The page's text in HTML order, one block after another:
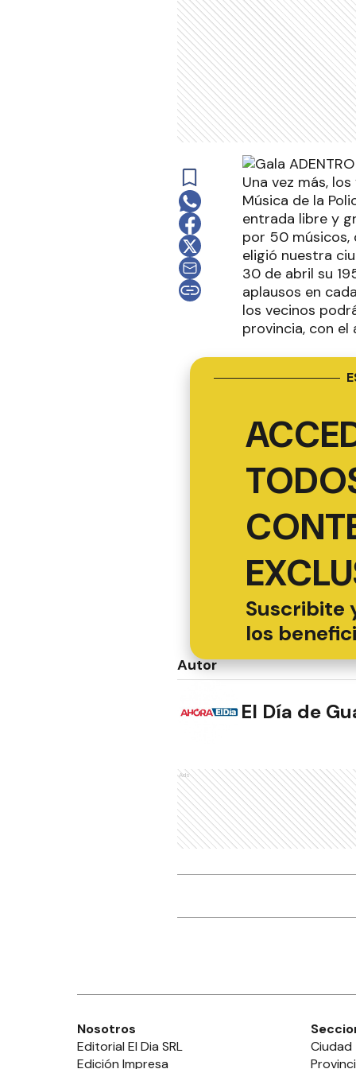
Una vez más,
Música de la
entrada libre y
por 50 músicos,
eligió nuestra
30 de abril su
aplausos en
los vecinos
provincia, con
Suscribite
los
Autor
El Día de
Ads
Nosotros
Editorial El Dia SRL
Edición Impresa
Ciudad